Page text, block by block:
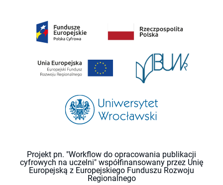
Projekt pn. "Workflow do opracowania publikacji
cyfrowych na uczelni" współfinansowany przez Unię
Europejską z Europejskiego Funduszu Rozwoju
Regionalnego